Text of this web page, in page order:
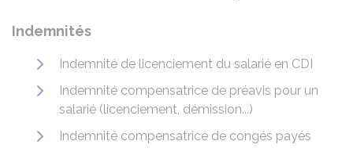
Indemnités
Indemnité de licenciement du salarié en CDI
Indemnité compensatrice de préavis pour un
salarié (licenciement, démission...)
Indemnité compensatrice de congés payés